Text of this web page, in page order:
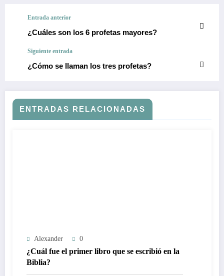
Entrada anterior
¿Cuáles son los 6 profetas mayores?
Siguiente entrada
¿Cómo se llaman los tres profetas?
ENTRADAS RELACIONADAS
Alexander 0
¿Cuál fue el primer libro que se escribió en la
Biblia?